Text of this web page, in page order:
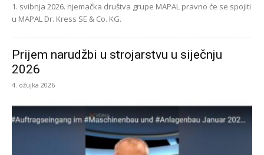
1. svibnja 2026. njemačka društva grupe MAPAL pravno će se spojiti
u MAPAL Dr. Kress SE & Co. KG.
Prijem narudžbi u strojarstvu u siječnju
2026
4. ožujka 2026